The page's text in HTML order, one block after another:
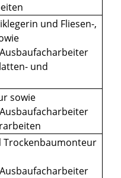
und Fliesen-,
und
sowie